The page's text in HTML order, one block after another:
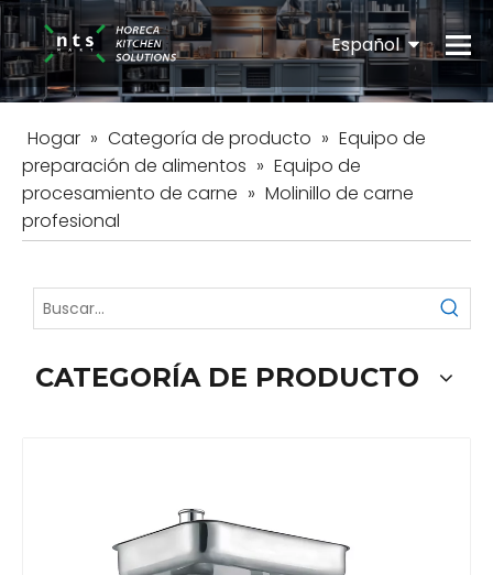
Español
English
Hogar » Categoría de producto » Equipo de
preparación de alimentos » Equipo de
procesamiento de carne » Molinillo de carne
profesional
CATEGORÍA DE PRODUCTO